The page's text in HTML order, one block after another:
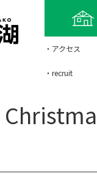
・アクセス
・recruit